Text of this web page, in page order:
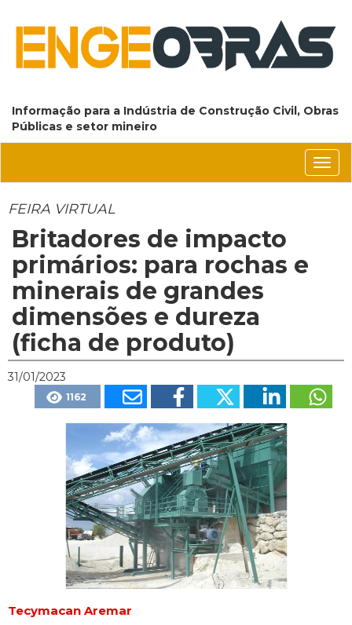
Informação para a Indústria de Construção Civil, Obras
Públicas e setor mineiro
FEIRA VIRTUAL
Britadores de impacto
primários: para rochas e
minerais de grandes
dimensões e dureza
(ficha de produto)
31/01/2023
1162
Tecymacan Aremar